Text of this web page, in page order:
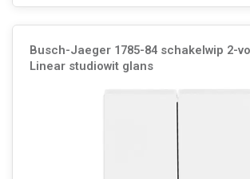
Busch-Jaeger 1785-84 schakelwip 2-
Linear studiowit glans